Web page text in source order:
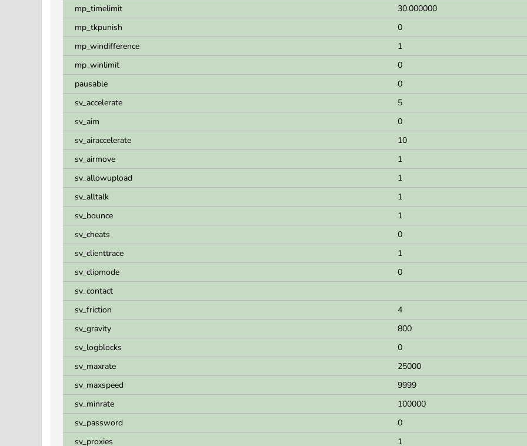
mp_timelimit
30.000000
mp_tkpunish
0
mp_windifference
1
mp_winlimit
0
pausable
0
sv_accelerate
5
sv_aim
0
sv_airaccelerate
10
sv_airmove
1
sv_allowupload
1
sv_alltalk
1
sv_bounce
1
sv_cheats
0
sv_clienttrace
1
sv_clipmode
0
sv_contact
sv_friction
4
sv_gravity
800
sv_logblocks
0
sv_maxrate
25000
sv_maxspeed
9999
sv_minrate
100000
sv_password
0
sv_proxies
1